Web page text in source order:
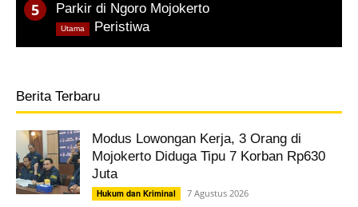
Parkir di Ngoro Mojokerto
Peristiwa,
Utama
Berita Terbaru
Modus Lowongan Kerja, 3 Orang di
Mojokerto Diduga Tipu 7 Korban Rp630
Juta
Hukum dan Kriminal 7 Agustus 2026